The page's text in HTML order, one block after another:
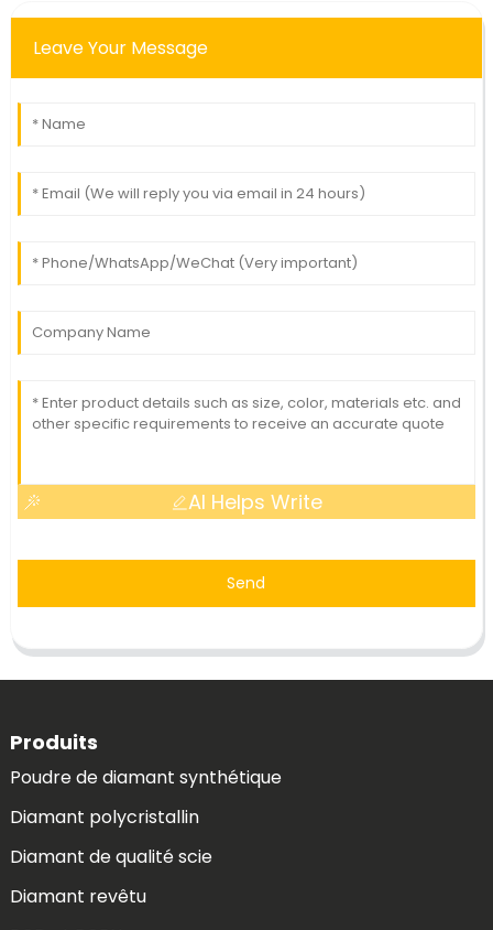
Leave Your Message
AI Helps Write
Send
Produits
Poudre de diamant synthétique
Diamant polycristallin
Diamant de qualité scie
Diamant revêtu